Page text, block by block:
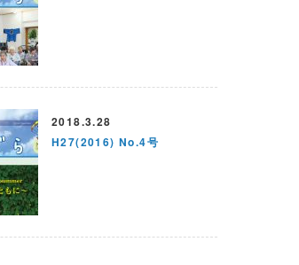
2018.3.28
H27(2016) No.4号